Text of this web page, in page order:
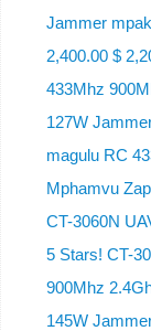
Jammer
2,400.00 $
433Mhz
127W
magulu RC
Mphamvu
CT-3060N
5 Stars! CT-
900Mhz
145W